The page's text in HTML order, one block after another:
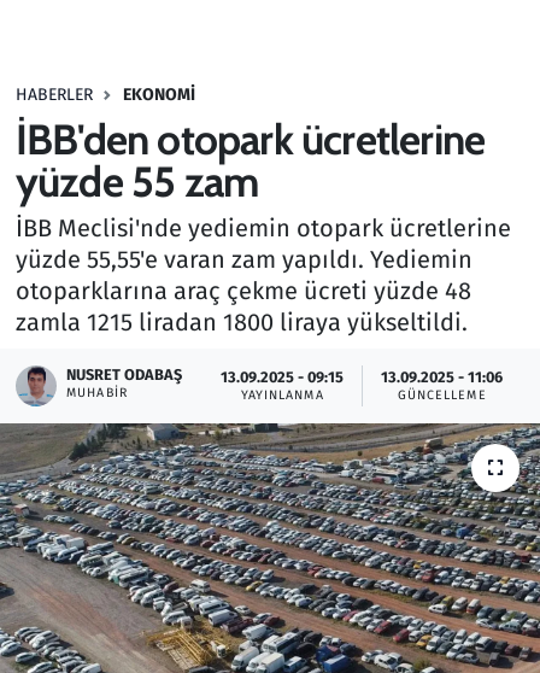
HABERLER EKONOMI
İBB'den otopark ücretlerine
yüzde 55 zam
İBB Meclisi'nde yediemin otopark ücretlerine
yüzde 55,55'e varan zam yapıldı. Yediemin
otoparklarına araç çekme ücreti yüzde 48
zamla 1215 liradan 1800 liraya yükseltildi.
NUSRET ODABAŞ
MUHABIR
13.09.2025 - 09:15
YAYINLANMA
13.09.2025 - 11:06
GÜNCELLEME
Haber
Kültür Sanat
Kurumsal Haberler
Lezzet Durağı
Oyun
Ramazan
Resmi İlanlar
Rüya Tabirleri